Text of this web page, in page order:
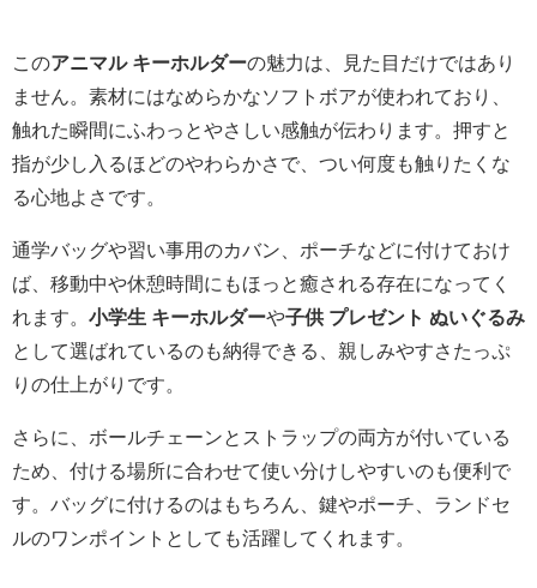
このアニマル キーホルダーの魅力は、見た目だけではあり
ません。素材にはなめらかなソフトボアが使われており、
触れた瞬間にふわっとやさしい感触が伝わります。押すと
指が少し入るほどのやわらかさで、つい何度も触りたくな
る心地よさです。
通学バッグや習い事用のカバン、ポーチなどに付けておけ
ば、移動中や休憩時間にもほっと癒される存在になってく
れます。 小学生 キーホルダーや子供 プレゼント ぬいぐるみ
として選ばれているのも納得できる、親しみやすさたっぷ
りの仕上がりです。
さらに、ボールチェーンとストラップの両方が付いている
ため、付ける場所に合わせて使い分けしやすいのも便利で
す。バッグに付けるのはもちろん、鍵やポーチ、ランドセ
ルのワンポイントとしても活躍してくれます。